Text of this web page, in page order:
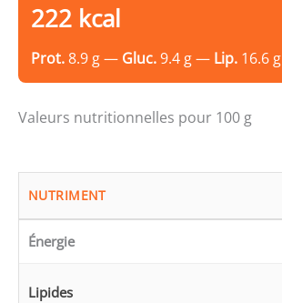
222 kcal
Prot.8.9 g — Gluc.9.4 g — Lip. 16.6 g
Valeurs nutritionnelles pour 100 g
NUTRIMENT
Énergie
Lipides